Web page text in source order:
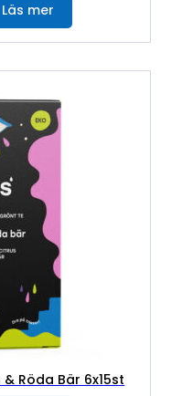
Läs mer
Röda Bär 6x15st